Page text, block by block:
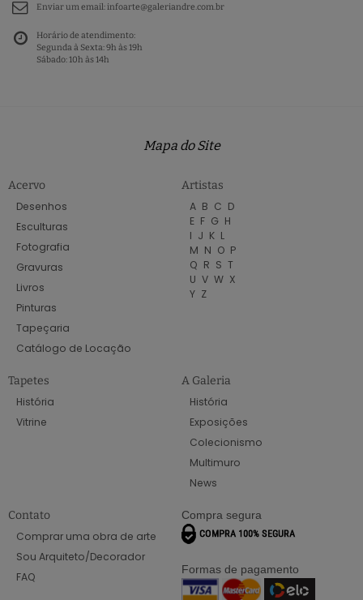
Enviar um email:infoarte@galeriandre.com.br
Horário de atendimento:
Segunda à Sexta: 9h às 19h
Sábado: 10h às 14h
Mapa do Site
Acervo
Desenhos
Esculturas
Fotografia
Gravuras
Livros
Pinturas
Tapeçaria
Catálogo de Locação
Artistas
A B C D
E F G H
I J K L
M N O P
Q R S T
U V W X
Y Z
Tapetes
História
Vitrine
A Galeria
História
Exposições
Colecionismo
Multimuro
News
Contato
Comprar uma obra de arte
Sou Arquiteto/Decorador
FAQ
Compra segura
Formas de pagamento